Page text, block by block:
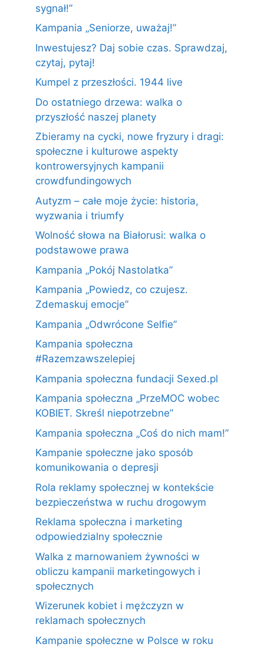
sygnał!”
Kampania „Seniorze, uważaj!”
Inwestujesz? Daj sobie czas. Sprawdzaj,
czytaj, pytaj!
Kumpel z przeszłości. 1944 live
Do ostatniego drzewa: walka o
przyszłość naszej planety
Zbieramy na cycki, nowe fryzury i dragi:
społeczne i kulturowe aspekty
kontrowersyjnych kampanii
crowdfundingowych
Autyzm – całe moje życie: historia,
wyzwania i triumfy
Wolność słowa na Białorusi: walka o
podstawowe prawa
Kampania „Pokój Nastolatka”
Kampania „Powiedz, co czujesz.
Zdemaskuj emocje”
Kampania „Odwrócone Selfie”
Kampania społeczna
#Razemzawszelepiej
Kampania społeczna fundacji Sexed.pl
Kampania społeczna „PrzeMOC wobec
KOBIET. Skreśl niepotrzebne”
Kampania społeczna „Coś do nich mam!”
Kampanie społeczne jako sposób
komunikowania o depresji
Rola reklamy społecznej w kontekście
bezpieczeństwa w ruchu drogowym
Reklama społeczna i marketing
odpowiedzialny społecznie
Walka z marnowaniem żywności w
obliczu kampanii marketingowych i
społecznych
Wizerunek kobiet i mężczyzn w
reklamach społecznych
Kampanie społeczne w Polsce w roku